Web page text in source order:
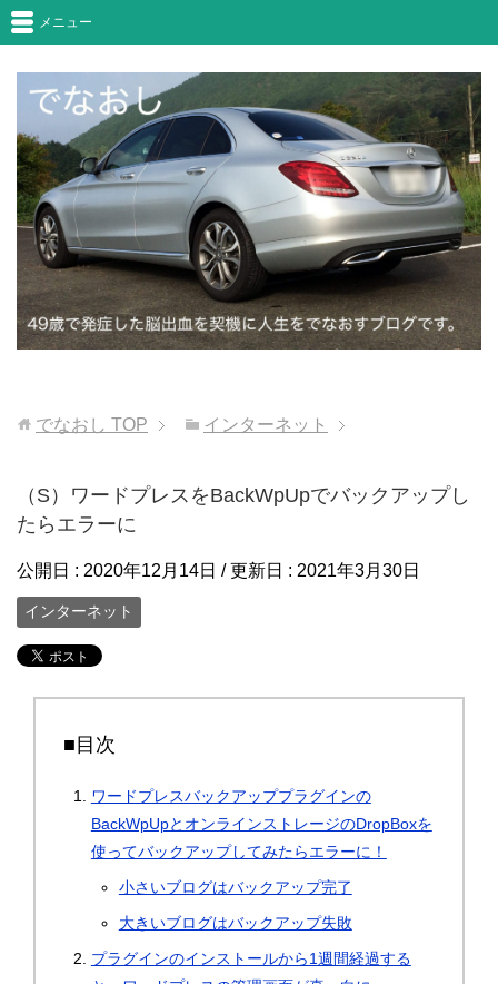
メニュー
でなおし TOP インターネット
（S）ワードプレスをBackWpUpでバックアップし
たらエラーに
公開日 : 2020年12月14日 / 更新日 : 2021年3月30日
インターネット
■目次
ワードプレスバックアッププラグインの
BackWpUpとオンラインストレージのDropBoxを
使ってバックアップしてみたらエラーに！
小さいブログはバックアップ完了
大きいブログはバックアップ失敗
プラグインのインストールから1週間経過する